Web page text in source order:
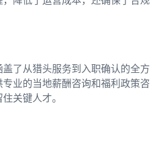
了从猎头服务到入职确认的全方
业的当地薪酬咨询和福利政策咨
关键人才。